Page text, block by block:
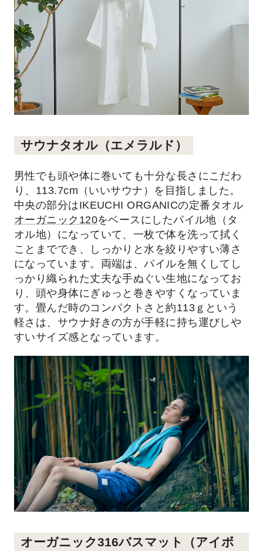
サウナタオル（エメラルド）
男性でも頭や体に巻いても十分な長さにこだわ
り、113.7cm（いいサウナ）を目指しました。
中央の部分はIKEUCHI ORGANICの定番タオル
オーガニック120をベースにしたパイル地（タ
オル地）になっていて、一枚で体を洗って拭く
ことまででき、しっかりと水を絞りやすい薄さ
になっています。両端は、パイルを無くしてし
っかり織られた丈夫な手ぬぐい生地になってお
り、頭や身体にぎゅっと巻きやすくなっていま
す。畳んだ時のコンパクトさと約113ｇという
軽さは、サウナ好きの方が手軽に持ち運びしや
すいサイズ感となっています。
オーガニック316バスマット（アイボ